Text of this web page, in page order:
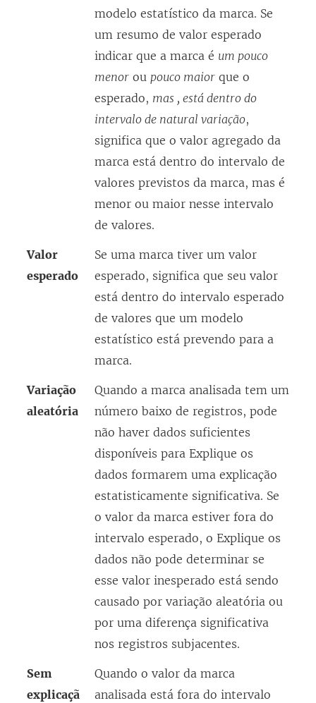
modelo estatístico da marca. Se
um resumo de valor esperado
indicar que a marca é um pouco
menor ou pouco maior que o
esperado, mas , está dentro do
intervalo de natural variação,
significa que o valor agregado da
marca está dentro do intervalo de
valores previstos da marca, mas é
menor ou maior nesse intervalo
de valores.
Valor
esperado
Se uma marca tiver um valor
esperado, significa que seu valor
está dentro do intervalo esperado
de valores que um modelo
estatístico está prevendo para a
marca.
Variação
aleatória
Quando a marca analisada tem um
número baixo de registros, pode
não haver dados suficientes
disponíveis para Explique os
dados formarem uma explicação
estatisticamente significativa. Se
o valor da marca estiver fora do
intervalo esperado, o Explique os
dados não pode determinar se
esse valor inesperado está sendo
causado por variação aleatória ou
por uma diferença significativa
nos registros subjacentes.
Sem
explicaçã
Quando o valor da marca
analisada está fora do intervalo